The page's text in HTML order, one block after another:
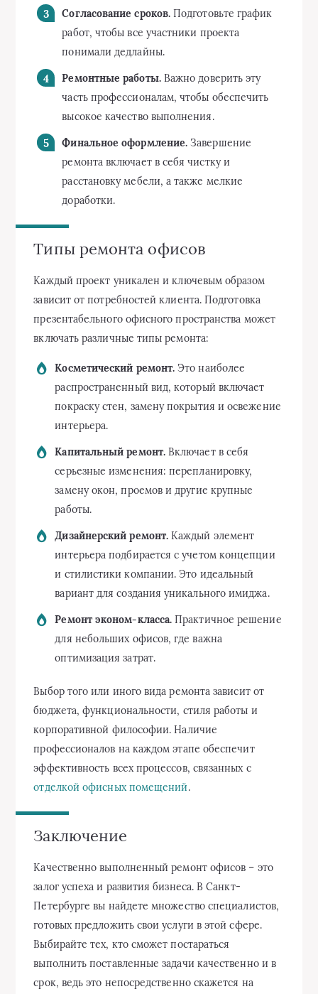
Согласование сроков. Подготовьте график
работ, чтобы все участники проекта
понимали дедлайны.
Ремонтные работы.Важно доверить эту
часть профессионалам, чтобы обеспечить
высокое качество выполнения.
Финальное оформление. Завершение
ремонта включает в себя чистку и
расстановку мебели, а также мелкие
доработки.
Типы ремонта офисов
Каждый проект уникален и ключевым образом
зависит от потребностей клиента. Подготовка
презентабельного офисного пространства может
включать различные типы ремонта:
Косметический ремонт. Это наиболее
распространенный вид, который включает
покраску стен, замену покрытия и освежение
интерьера.
Капитальный ремонт.Включает в себя
серьезные изменения: перепланировку,
замену окон, проемов и другие крупные
работы.
Дизайнерский ремонт. Каждый элемент
интерьера подбирается с учетом концепции
и стилистики компании. Это идеальный
вариант для создания уникального имиджа.
Ремонт эконом-класса. Практичное решение
для небольших офисов, где важна
оптимизация затрат.
Выбор того или иного вида ремонта зависит от
бюджета, функциональности, стиля работы и
корпоративной философии. Наличие
профессионалов на каждом этапе обеспечит
эффективность всех процессов, связанных с
отделкой офисных помещений.
Заключение
Качественно выполненный ремонт офисов – это
залог успеха и развития бизнеса. В Санкт-
Петербурге вы найдете множество специалистов,
готовых предложить свои услуги в этой сфере.
Выбирайте тех, кто сможет постараться
выполнить поставленные задачи качественно и в
срок, ведь это непосредственно скажется на